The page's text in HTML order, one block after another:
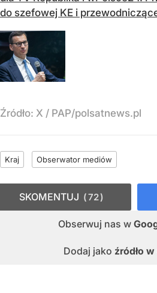
do szefowej KE i
Źródło: X / PAP/polsatnews.pl
Kraj Obserwator mediów
Obserwuj nas w
Dodaj jako źródło
SKOMENTUJ 72